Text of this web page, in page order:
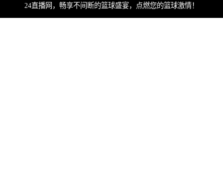
24直播网，畅享不间断的篮球盛宴，点燃您的篮球激情！